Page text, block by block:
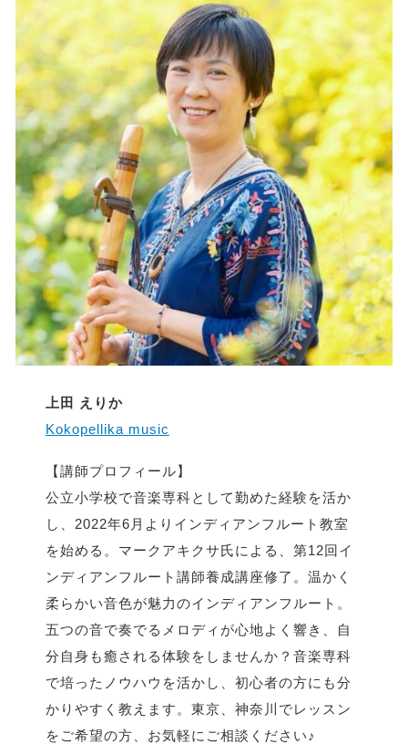
上田 えりか
Kokopellika music
【講師プロフィール】
公立小学校で音楽専科として勤めた経験を活か
し、2022年6月よりインディアンフルート教室
を始める。マークアキクサ氏による、第12回イ
ンディアンフルート講師養成講座修了。温かく
柔らかい音色が魅力のインディアンフルート。
五つの音で奏でるメロディが心地よく響き、自
分自身も癒される体験をしませんか？音楽専科
で培ったノウハウを活かし、初心者の方にも分
かりやすく教えます。東京、神奈川でレッスン
をご希望の方、お気軽にご相談ください♪